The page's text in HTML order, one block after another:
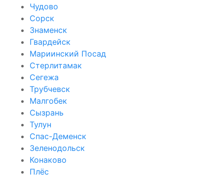
Чудово
Сорск
Знаменск
Гвардейск
Мариинский Посад
Стерлитамак
Сегежа
Трубчевск
Малгобек
Сызрань
Тулун
Спас-Деменск
Зеленодольск
Конаково
Плёс